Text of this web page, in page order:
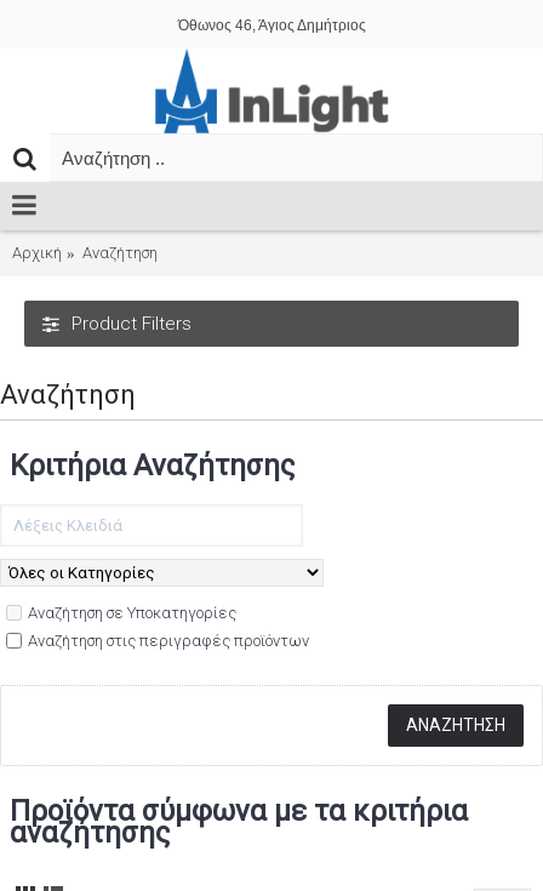
Όθωνος 46, Άγιος Δημήτριος
Αρχική Αναζήτηση
Product Filters
Αναζήτηση
Κριτήρια Αναζήτησης
Αναζήτηση σε Υποκατηγορίες
Αναζήτηση στις περιγραφές προϊόντων
Προϊόντα σύμφωνα με τα κριτήρια
αναζήτησης